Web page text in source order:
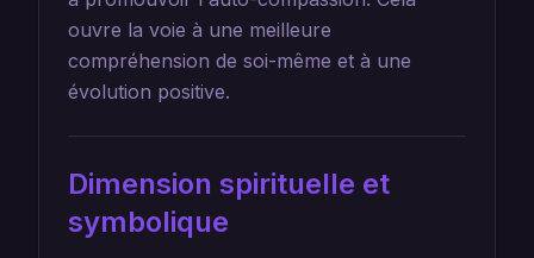
ouvre la voie à une meilleure
compréhension de soi-même et à une
évolution positive.
Dimension spirituelle et
symbolique